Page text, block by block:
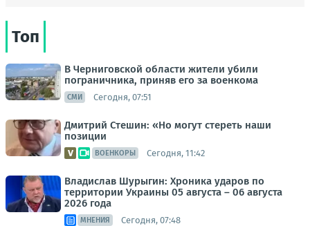
Топ
В Черниговской области жители убили
пограничника, приняв его за военкома
СМИ Сегодня, 07:51
Дмитрий Стешин: «Но могут стереть наши
позиции
ВОЕНКОРЫ Сегодня, 11:42
Владислав Шурыгин: Хроника ударов по
территории Украины 05 августа – 06 августа
2026 года
МНЕНИЯ Сегодня, 07:48